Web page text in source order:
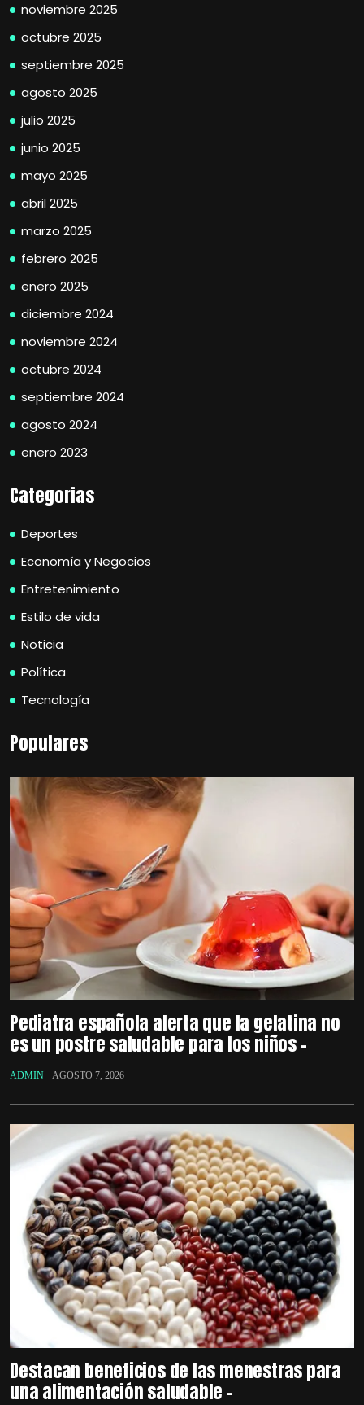
noviembre 2025
octubre 2025
septiembre 2025
agosto 2025
julio 2025
junio 2025
mayo 2025
abril 2025
marzo 2025
febrero 2025
enero 2025
diciembre 2024
noviembre 2024
octubre 2024
septiembre 2024
agosto 2024
enero 2023
Categorias
Deportes
Economía y Negocios
Entretenimiento
Estilo de vida
Noticia
Política
Tecnología
Populares
Pediatra española alerta que la gelatina no
es un postre saludable para los niños –
ADMIN AGOSTO 7, 2026
Destacan beneficios de las menestras para
una alimentación saludable –